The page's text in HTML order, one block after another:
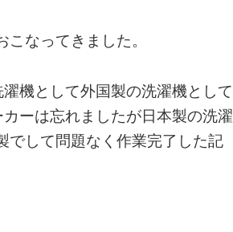
こなってきました。
機として外国製の洗濯機として
ーは忘れましたが日本製の洗濯
でして問題なく作業完了した記